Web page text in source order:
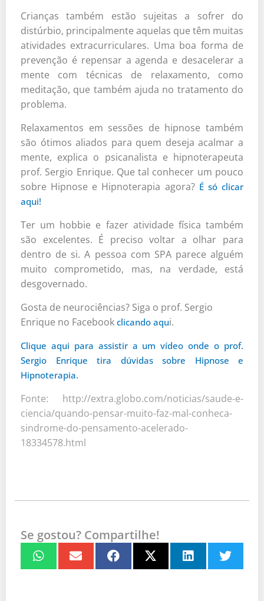
Crianças também estão sujeitas a sofrer do
distúrbio, principalmente aquelas que têm muitas
atividades extracurriculares. Uma boa forma de
prevenção é repensar a agenda e desacelerar a
mente com técnicas de relaxamento, como
meditação, que também ajuda no tratamento do
problema.
Relaxamentos em sessões de hipnose também
são ótimos aliados para quem deseja acalmar a
mente, explica o psicanalista e hipnoterapeuta
prof. Sergio Enrique. Que tal conhecer um pouco
sobre Hipnose e Hipnoterapia agora? É só clicar
aqui!
Ter um hobbie e fazer atividade física também
são excelentes. É preciso voltar a olhar para
dentro de si. A pessoa com SPA parece alguém
muito comprometido, mas, na verdade, está
desgovernado.
Gosta de neurociências? Siga o prof. Sergio
Enrique no Facebook clicando aqui.
Clique aqui para assistir a um vídeo onde o prof.
Sergio Enrique tira dúvidas sobre Hipnose e
Hipnoterapia.
Fonte: http://extra.globo.com/noticias/saude-e-
ciencia/quando-pensar-muito-faz-mal-conheca-
sindrome-do-pensamento-acelerado-
18334578.html
Se gostou? Compartilhe!